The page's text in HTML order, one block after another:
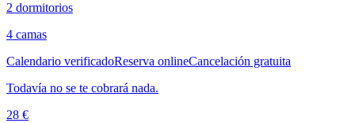
2 dormitorios
4 camas
Calendario verificadoReserva onlineCancelación gratuita
Todavía no se te cobrará nada.
28 €